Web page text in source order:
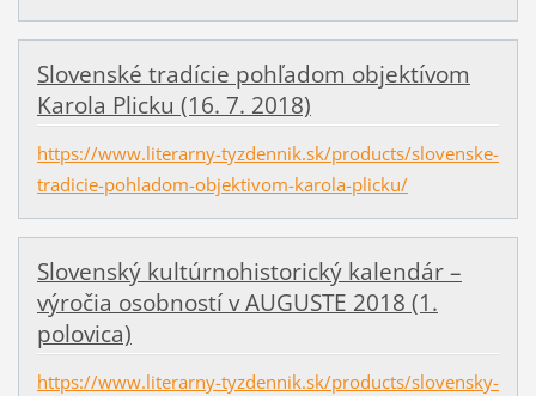
Slovenské tradície pohľadom objektívom
Karola Plicku (16. 7. 2018)
https://www.literarny-tyzdennik.sk/products/slovenske-
tradicie-pohladom-objektivom-karola-plicku/
Slovenský kultúrnohistorický kalendár –
výročia osobností v AUGUSTE 2018 (1.
polovica)
https://www.literarny-tyzdennik.sk/products/slovensky-